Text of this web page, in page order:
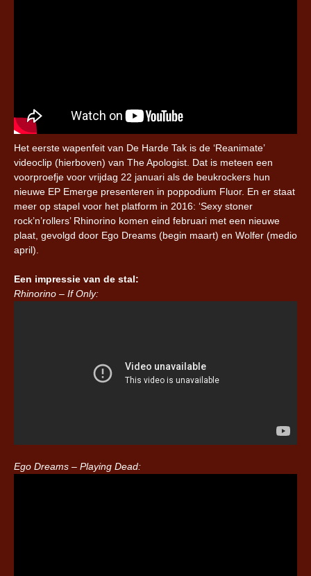
Het eerste wapenfeit van De Harde Tak is de ‘Reanimate’
videoclip (hierboven) van The Apologist. Dat is meteen een
voorproefje voor vrijdag 22 januari als de beukrockers hun
nieuwe EP Emerge presenteren in poppodium Fluor. En er staat
meer op stapel voor het platform in 2016: ‘Sexy stoner
rock’n’rollers’ Rhinorino komen eind februari met een nieuwe
plaat, gevolgd door Ego Dreams (begin maart) en Wolfer (medio
april).
Een impressie van de stal:
Rhinorino – If Only:
Ego Dreams – Playing Dead: